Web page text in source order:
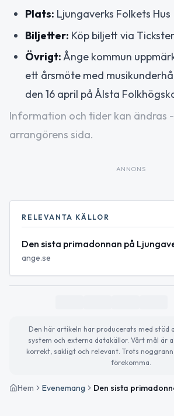
Plats: Ljungaverks Folkets Hus
Biljetter: Köp biljett via
Övrigt:Ånge kommun
ett årsmöte med
den 16 april på Ålsta
Information och tider kan ändras
arrangörens sida.
ANNONS
RELEVANTA KÄLLOR
Den sista primadonnan på
ange.se
Den här artikeln har producerats med stöd
system och externa datakällor. Vårt mål är
korrekt, sakligt och relevant. Trots
förekomma.
Hem Evenemang